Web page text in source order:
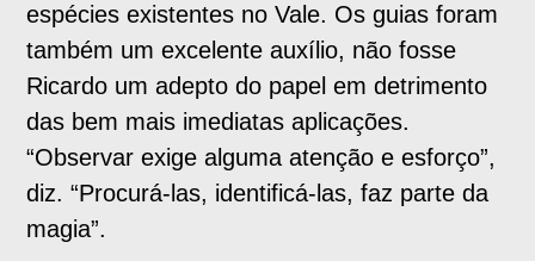
espécies existentes no Vale. Os guias foram
também um excelente auxílio, não fosse
Ricardo um adepto do papel em detrimento
das bem mais imediatas aplicações.
“Observar exige alguma atenção e esforço”,
diz. “Procurá-las, identificá-las, faz parte da
magia”.